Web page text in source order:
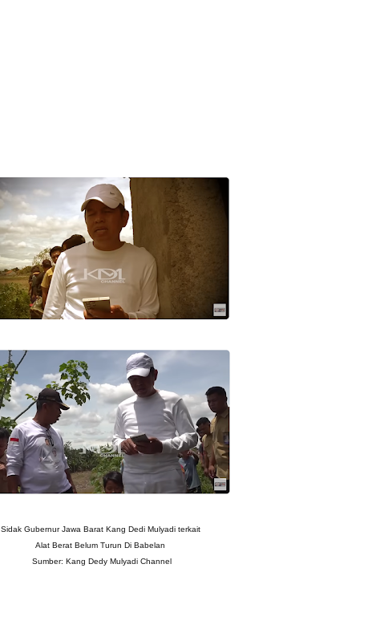
Sidak Gubernur Jawa Barat Kang Dedi Mulyadi terkait
Alat Berat Belum Turun Di Babelan
Sumber: Kang Dedy Mulyadi Channel